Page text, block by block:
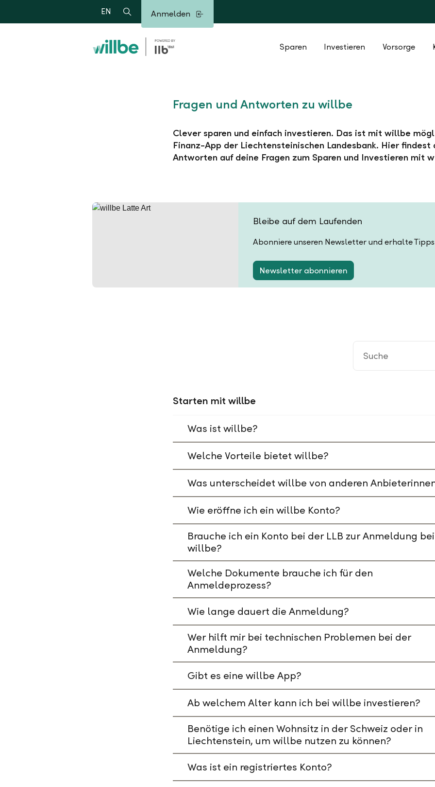
EN Suche Anmelden
Sparen Investieren Vorsorge
Fragen und Antworten zu willbe
Clever sparen und einfach investieren. Das ist mit willbe
Finanz-App der Liechtensteinischen Landesbank. Hier findest
Antworten auf deine Fragen zum Sparen und Investieren mit
Bleibe auf dem Laufenden
Abonniere unseren Newsletter und erhalte
Newsletter abonnieren
Starten mit willbe
Was ist willbe?
Welche Vorteile bietet willbe?
Was unterscheidet willbe von anderen
Wie eröffne ich ein willbe Konto?
Brauche ich ein Konto bei der LLB zur Anmeldung bei
willbe?
Welche Dokumente brauche ich für den
Anmeldeprozess?
Wie lange dauert die Anmeldung?
Wer hilft mir bei technischen Problemen bei der
Anmeldung?
Gibt es eine willbe App?
Ab welchem Alter kann ich bei willbe investieren?
Benötige ich einen Wohnsitz in der Schweiz oder in
Liechtenstein, um willbe nutzen zu können?
Was ist ein registriertes Konto?